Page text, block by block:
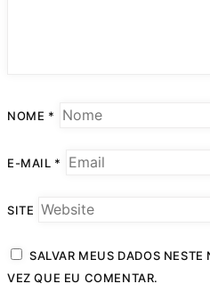
NOME *
E-MAIL *
SITE
SALVAR MEUS DADOS
VEZ QUE EU COMENTAR.